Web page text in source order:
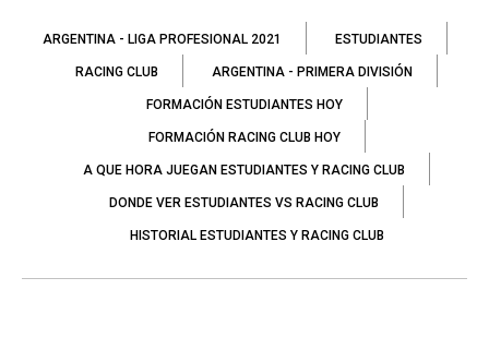
ARGENTINA - LIGA PROFESIONAL 2021 ESTUDIANTES
RACING CLUB ARGENTINA - PRIMERA DIVISIÓN
FORMACIÓN ESTUDIANTES HOY
FORMACIÓN RACING CLUB HOY
A QUE HORA JUEGAN ESTUDIANTES Y RACING CLUB
DONDE VER ESTUDIANTES VS RACING CLUB
HISTORIAL ESTUDIANTES Y RACING CLUB